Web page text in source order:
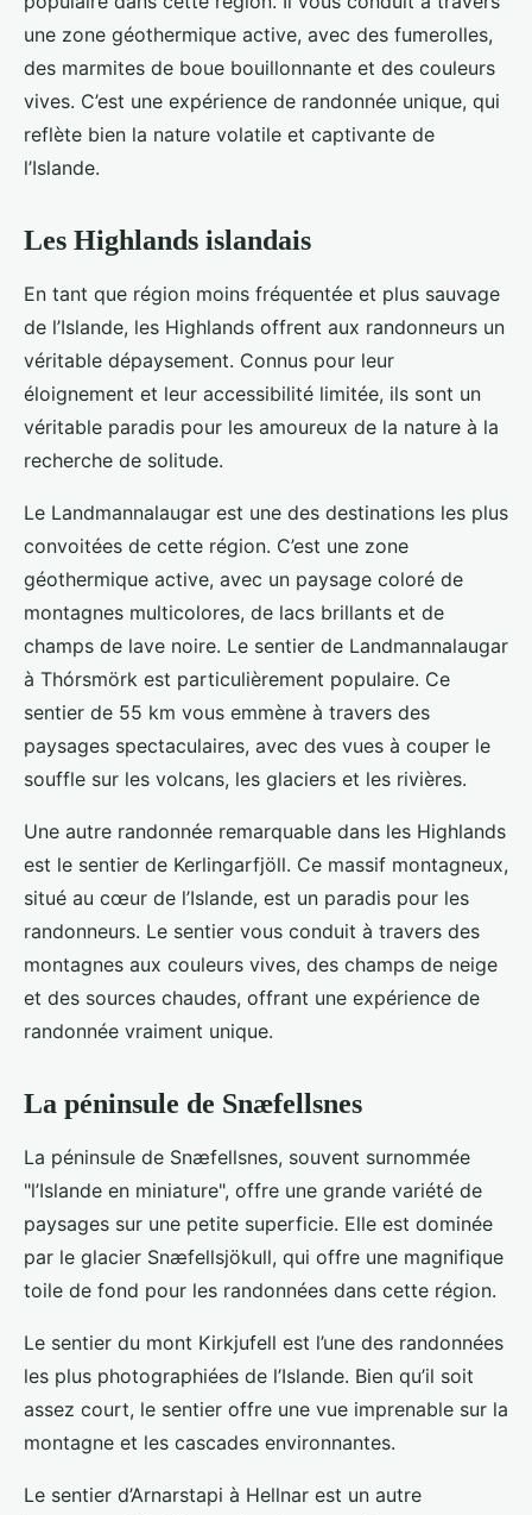
une zone géothermique active, avec des fumerolles,
des marmites de boue bouillonnante et des couleurs
vives. C’est une expérience de randonnée unique, qui
reflète bien la nature volatile et captivante de
l’Islande.
Les Highlands islandais
En tant que région moins fréquentée et plus sauvage
de l’Islande, les Highlands offrent aux randonneurs un
véritable dépaysement. Connus pour leur
éloignement et leur accessibilité limitée, ils sont un
véritable paradis pour les amoureux de la nature à la
recherche de solitude.
Le Landmannalaugar est une des destinations les plus
convoitées de cette région. C’est une zone
géothermique active, avec un paysage coloré de
montagnes multicolores, de lacs brillants et de
champs de lave noire. Le sentier de Landmannalaugar
à Thórsmörk est particulièrement populaire. Ce
sentier de 55 km vous emmène à travers des
paysages spectaculaires, avec des vues à couper le
souffle sur les volcans, les glaciers et les rivières.
Une autre randonnée remarquable dans les Highlands
est le sentier de Kerlingarfjöll. Ce massif montagneux,
situé au cœur de l’Islande, est un paradis pour les
randonneurs. Le sentier vous conduit à travers des
montagnes aux couleurs vives, des champs de neige
et des sources chaudes, offrant une expérience de
randonnée vraiment unique.
La péninsule de Snæfellsnes
La péninsule de Snæfellsnes, souvent surnommée
"l’Islande en miniature", offre une grande variété de
paysages sur une petite superficie. Elle est dominée
par le glacier Snæfellsjökull, qui offre une magnifique
toile de fond pour les randonnées dans cette région.
Le sentier du mont Kirkjufell est l’une des randonnées
les plus photographiées de l’Islande. Bien qu’il soit
assez court, le sentier offre une vue imprenable sur la
montagne et les cascades environnantes.
Le sentier d’Arnarstapi à Hellnar est un autre